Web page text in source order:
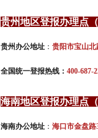
贵州地区登报办理点
贵州办公地址 ： 贵阳市宝山北
全国统一登报热线： 400-687-
海南地区登报办理点
海南办公地址 ： 海口市金盘路